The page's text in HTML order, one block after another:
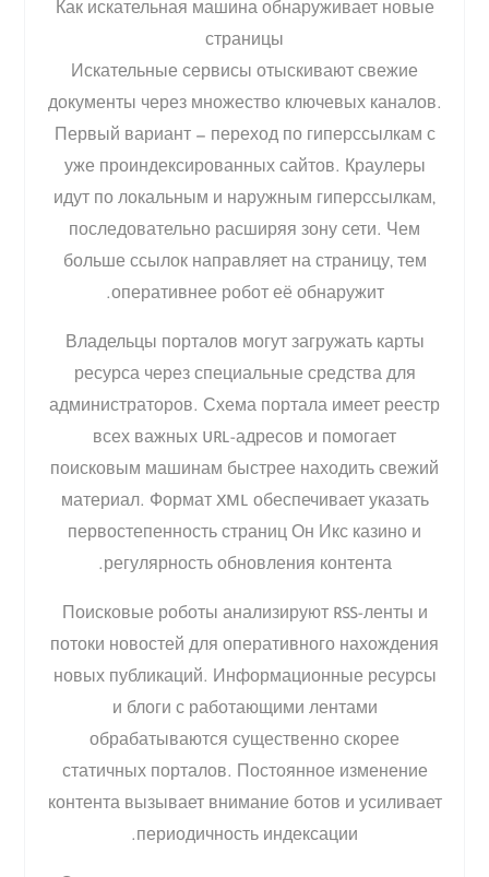
Как искательная машина обнаруживает новые
страницы
Искательные сервисы отыскивают свежие
документы через множество ключевых каналов.
Первый вариант — переход по гиперссылкам с
уже проиндексированных сайтов. Краулеры
идут по локальным и наружным гиперссылкам,
последовательно расширяя зону сети. Чем
больше ссылок направляет на страницу, тем
оперативнее робот её обнаружит.
Владельцы порталов могут загружать карты
ресурса через специальные средства для
администраторов. Схема портала имеет реестр
всех важных URL-адресов и помогает
поисковым машинам быстрее находить свежий
материал. Формат XML обеспечивает указать
первостепенность страниц Он Икс казино и
регулярность обновления контента.
Поисковые роботы анализируют RSS-ленты и
потоки новостей для оперативного нахождения
новых публикаций. Информационные ресурсы
и блоги с работающими лентами
обрабатываются существенно скорее
статичных порталов. Постоянное изменение
контента вызывает внимание ботов и усиливает
периодичность индексации.